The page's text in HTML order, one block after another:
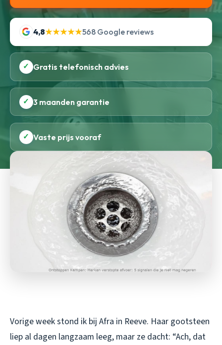
4,8★★★★★568 Google reviews
✓ Gratis telefonisch advies
✓ 3 maanden garantie
✓ Vaste prijs vooraf
Vorige week stond ik bij Afra in Reeve. Haar gootsteen
liep al dagen langzaam leeg, maar ze dacht: “Ach, dat